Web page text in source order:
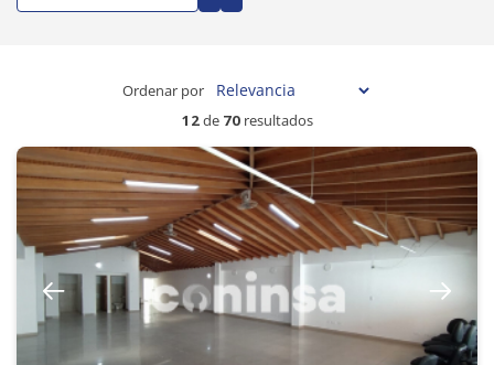
12de 70resultados
Ordenar por